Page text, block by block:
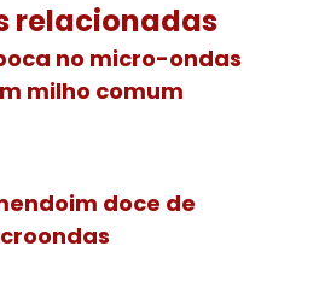
relacionadas
no micro-ondas
milho comum
doce de